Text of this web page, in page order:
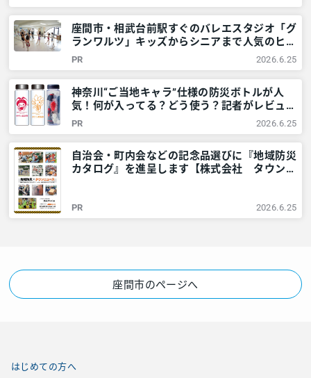
ア
座間市・相武台前駅すぐのバレエスタジオ「グ
ランワルツ」キッズからシニアまで人気のヒミ
ツを調査 – 神奈川・東京多摩のご近所情報 –
レアリア
PR 2026.6.25
神奈川“ご当地キャラ”仕様の防災ボトルが人
気！何が入ってる？どう使う？記者がレビュー
してみました – 神奈川・東京多摩のご近所情
報 – レアリア
PR 2026.6.25
自治会・町内会などの記念品選びに『地域防災
カタログ』を進呈します【株式会社 タウンニ
PR 2026.6.25
座間市のページへ
はじめての方へ